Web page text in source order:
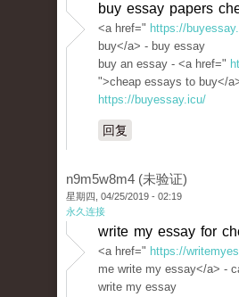
buy essay papers
<a href=" https://
buy</a> - buy essay
buy an essay - <a href="
">cheap essays to buy</
https://buyessay.icu/
回复
n9m5w8m4 (未验证)
星期四, 04/25/2019 - 02:19
永久连接
write my essay for
<a href=" https://
me write my essay</a> -
write my essay